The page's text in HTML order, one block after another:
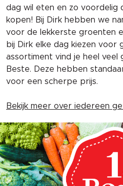
dag wil eten en zo voordelig
kopen! Bij Dirk hebben we
voor de lekkerste groenten
bij Dirk elke dag kiezen voor
assortiment vind je heel veel
Beste. Deze hebben
voor een scherpe prijs.
Bekijk meer over iedereen